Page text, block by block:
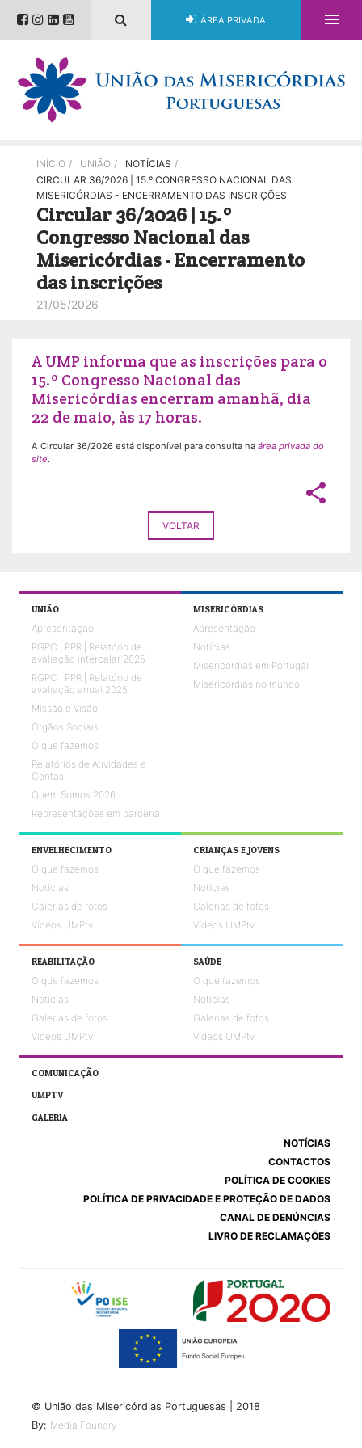
ÁREA PRIVADA 
INÍCIO / UNIÃO / NOTÍCIAS /
CIRCULAR 36/2026 | 15.º CONGRESSO NACIONAL DAS
MISERICÓRDIAS - ENCERRAMENTO DAS INSCRIÇÕES
Circular 36/2026 | 15.º
Congresso Nacional das
Misericórdias - Encerramento
das inscrições
21/05/2026
A UMP informa que as inscrições para o
15.º Congresso Nacional das
Misericórdias encerram amanhã, dia
22 de maio, às 17 horas.
A Circular 36/2026 está disponível para consulta na área privada do
site.
share
VOLTAR
UNIÃO
Apresentação
RGPC | PPR | Relatório de
avaliação intercalar 2025
RGPC | PPR | Relatório de
avaliação anual 2025
Missão e Visão
Órgãos Sociais
O que fazemos
Relatórios de Atividades e
Contas
Quem Somos 2026
Representações em parceria
MISERICÓRDIAS
Apresentação
Notícias
Misericórdias em Portugal
Misericórdias no mundo
ENVELHECIMENTO
O que fazemos
Notícias
Galerias de fotos
Vídeos UMPtv
CRIANÇAS E JOVENS
O que fazemos
Notícias
Galerias de fotos
Vídeos UMPtv
REABILITAÇÃO
O que fazemos
Notícias
Galerias de fotos
Vídeos UMPtv
SAÚDE
O que fazemos
Notícias
Galerias de fotos
Vídeos UMPtv
COMUNICAÇÃO
UMPTV
GALERIA
NOTÍCIAS
CONTACTOS
POLÍTICA DE COOKIES
POLÍTICA DE PRIVACIDADE E PROTEÇÃO DE DADOS
CANAL DE DENÚNCIAS
LIVRO DE RECLAMAÇÕES
© União das Misericórdias Portuguesas | 2018
By: Media Foundry